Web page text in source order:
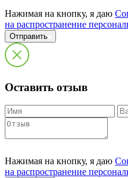
Нажимая на кнопку, я даю
на распространение
Отправить
Оставить отзыв
Нажимая на кнопку, я даю
на распространение